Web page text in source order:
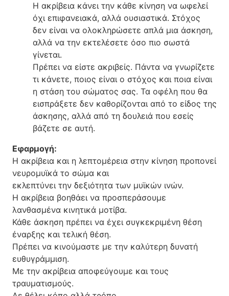
Η ακρίβεια κάνει την κάθε κίνηση να ωφελεί
όχι επιφανειακά, αλλά ουσιαστικά. Στόχος
δεν είναι να ολοκληρώσετε απλά μια άσκηση,
αλλά να την εκτελέσετε όσο πιο σωστά
γίνεται.
Πρέπει να είστε ακριβείς. Πάντα να γνωρίζετε
τι κάνετε, ποιος είναι ο στόχος και ποια είναι
η στάση του σώματος σας. Τα οφέλη που θα
εισπράξετε δεν καθορίζονται από το είδος της
άσκησης, αλλά από τη δουλειά που εσείς
βάζετε σε αυτή.
Εφαρμογή:
Η ακρίβεια και η λεπτομέρεια στην κίνηση προπονεί
νευρομυϊκά το σώμα και
εκλεπτύνει την δεξιότητα των μυϊκών ινών.
Η ακρίβεια βοηθάει να προσπεράσουμε
λανθασμένα κινητικά μοτίβα.
Κάθε άσκηση πρέπει να έχει συγκεκριμένη θέση
έναρξης και τελική θέση.
Πρέπει να κινούμαστε με την καλύτερη δυνατή
ευθυγράμμιση.
Με την ακρίβεια αποφεύγουμε και τους
τραυματισμούς.